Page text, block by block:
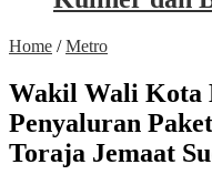
Home /Metro
Wakil Wali Kota
Penyaluran
Toraja Jemaat